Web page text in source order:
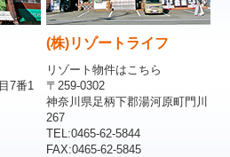
7番1
(株)リゾートライフ
リゾート物件はこちら
〒259-0302
神奈川県足柄下郡湯河原町門川
267
TEL:0465-62-5844
FAX:0465-62-5845